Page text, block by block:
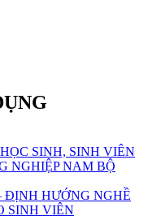
SINH, SINH VIÊN
NGHIỆP NAM BỘ
ĐỊNH HƯỚNG NGHỀ
SINH VIÊN